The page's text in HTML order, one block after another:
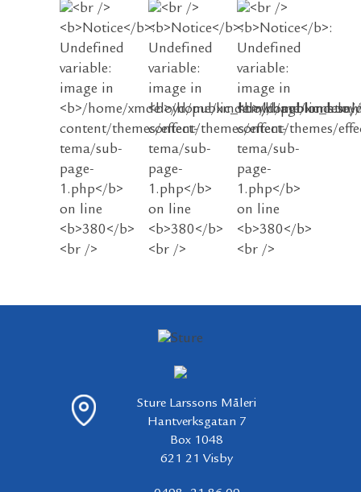
Sture Larssons Måleri
Hantverksgatan 7
Box 1048
621 21 Visby